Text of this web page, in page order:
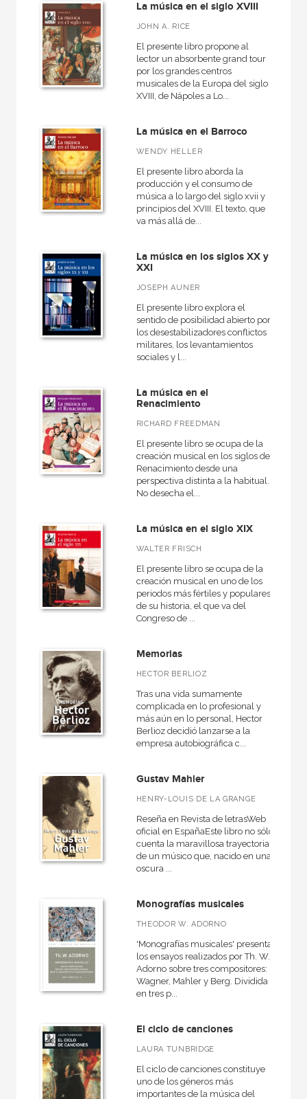
La música en el siglo XVIII
JOHN A. RICE
El presente libro propone al
lector un absorbente grand tour
por los grandes centros
musicales de la Europa del siglo
XVIII, de Nápoles a Lo...
La música en el Barroco
WENDY HELLER
El presente libro aborda la
producción y el consumo de
música a lo largo del siglo xvii y
principios del XVIII. El texto, que
va más allá de...
La música en los siglos XX y
XXI
JOSEPH AUNER
El presente libro explora el
sentido de posibilidad abierto por
los desestabilizadores conflictos
militares, los levantamientos
sociales y l...
La música en el
Renacimiento
RICHARD FREEDMAN
El presente libro se ocupa de la
creación musical en los siglos del
Renacimiento desde una
perspectiva distinta a la habitual.
No desecha el...
La música en el siglo XIX
WALTER FRISCH
El presente libro se ocupa de la
creación musical en uno de los
periodos más fértiles y populares
de su historia, el que va del
Congreso de ...
Memorias
HECTOR BERLIOZ
Tras una vida sumamente
complicada en lo profesional y
más aún en lo personal, Hector
Berlioz decidió lanzarse a la
empresa autobiográfica c...
Gustav Mahler
HENRY-LOUIS DE LA GRANGE
Reseña en Revista de letrasWeb
oficial en EspañaEste libro no sólo
cuenta la maravillosa trayectoria
de un músico que, nacido en una
oscura ...
Monografías musicales
THEODOR W. ADORNO
'Monografías musicales' presenta
los ensayos realizados por Th. W.
Adorno sobre tres compositores:
Wagner, Mahler y Berg. Dividida
en tres p...
El ciclo de canciones
LAURA TUNBRIDGE
El ciclo de canciones constituye
uno de los géneros más
importantes de la música del